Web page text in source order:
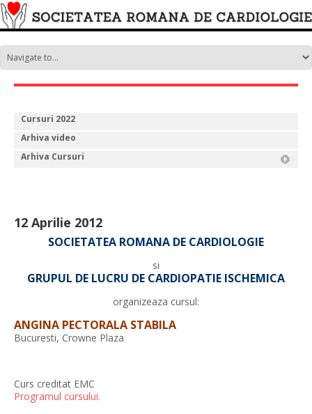
Cursuri 2022
Arhiva video
Arhiva Cursuri
12 Aprilie 2012
SOCIETATEA ROMANA DE CARDIOLOGIE
si
GRUPUL DE LUCRU DE CARDIOPATIE ISCHEMICA
organizeaza cursul:
ANGINA PECTORALA STABILA
Bucuresti, Crowne Plaza
Curs creditat EMC
Programul cursului.